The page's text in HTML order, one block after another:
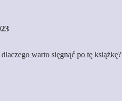
warto sięgnąć po tę książkę?